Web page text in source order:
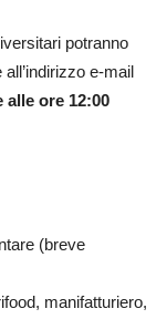
potranno
e-mail
alle ore 12:00
(breve
manifatturiero,